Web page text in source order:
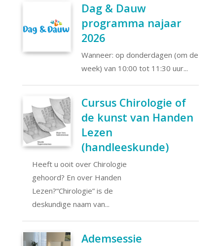
Dag & Dauw
programma najaar
2026
Wanneer: op donderdagen (om de
week) van 10:00 tot 11:30 uur...
Cursus Chirologie of
de kunst van Handen
Lezen
(handleeskunde)
Heeft u ooit over Chirologie
gehoord? En over Handen
Lezen?“Chirologie” is de
deskundige naam van...
Ademsessie